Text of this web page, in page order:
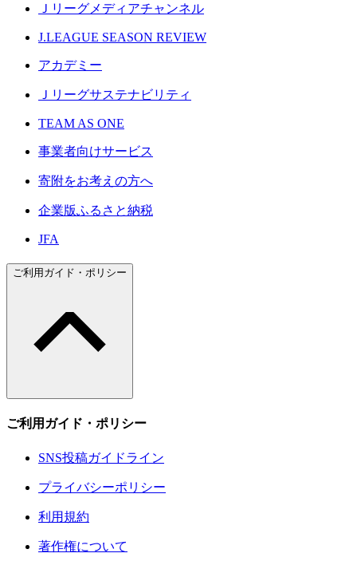
Ｊリーグメディアチャンネル
J.LEAGUE SEASON REVIEW
アカデミー
Ｊリーグサステナビリティ
TEAM AS ONE
事業者向けサービス
寄附をお考えの方へ
企業版ふるさと納税
JFA
ご利用ガイド・ポリシー
ご利用ガイド・ポリシー
SNS投稿ガイドライン
プライバシーポリシー
利用規約
著作権について